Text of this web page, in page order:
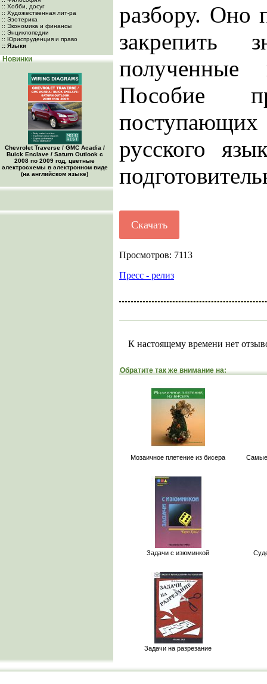
:: Хобби, досуг
:: Художественная лит-ра
:: Эзотерика
:: Экономика и финансы
:: Энциклопедии
:: Юриспруденция и право
:: Языки
Новинки
Chevrolet Traverse / GMC Acadia /
Buick Enclave / Saturn Outlook с
2008 по 2009 год, цветные
электросхемы в электронном виде
(на английском языке)
разбору. Оно
закрепить
Пособие
русского
Скачать
Просмотров: 7113
Пресс - релиз
К настоящему времени нет
Обратите так же внимание на:
Мозаичное плетение из бисера Самые
Задачи с изюминкой
Задачи на разрезание